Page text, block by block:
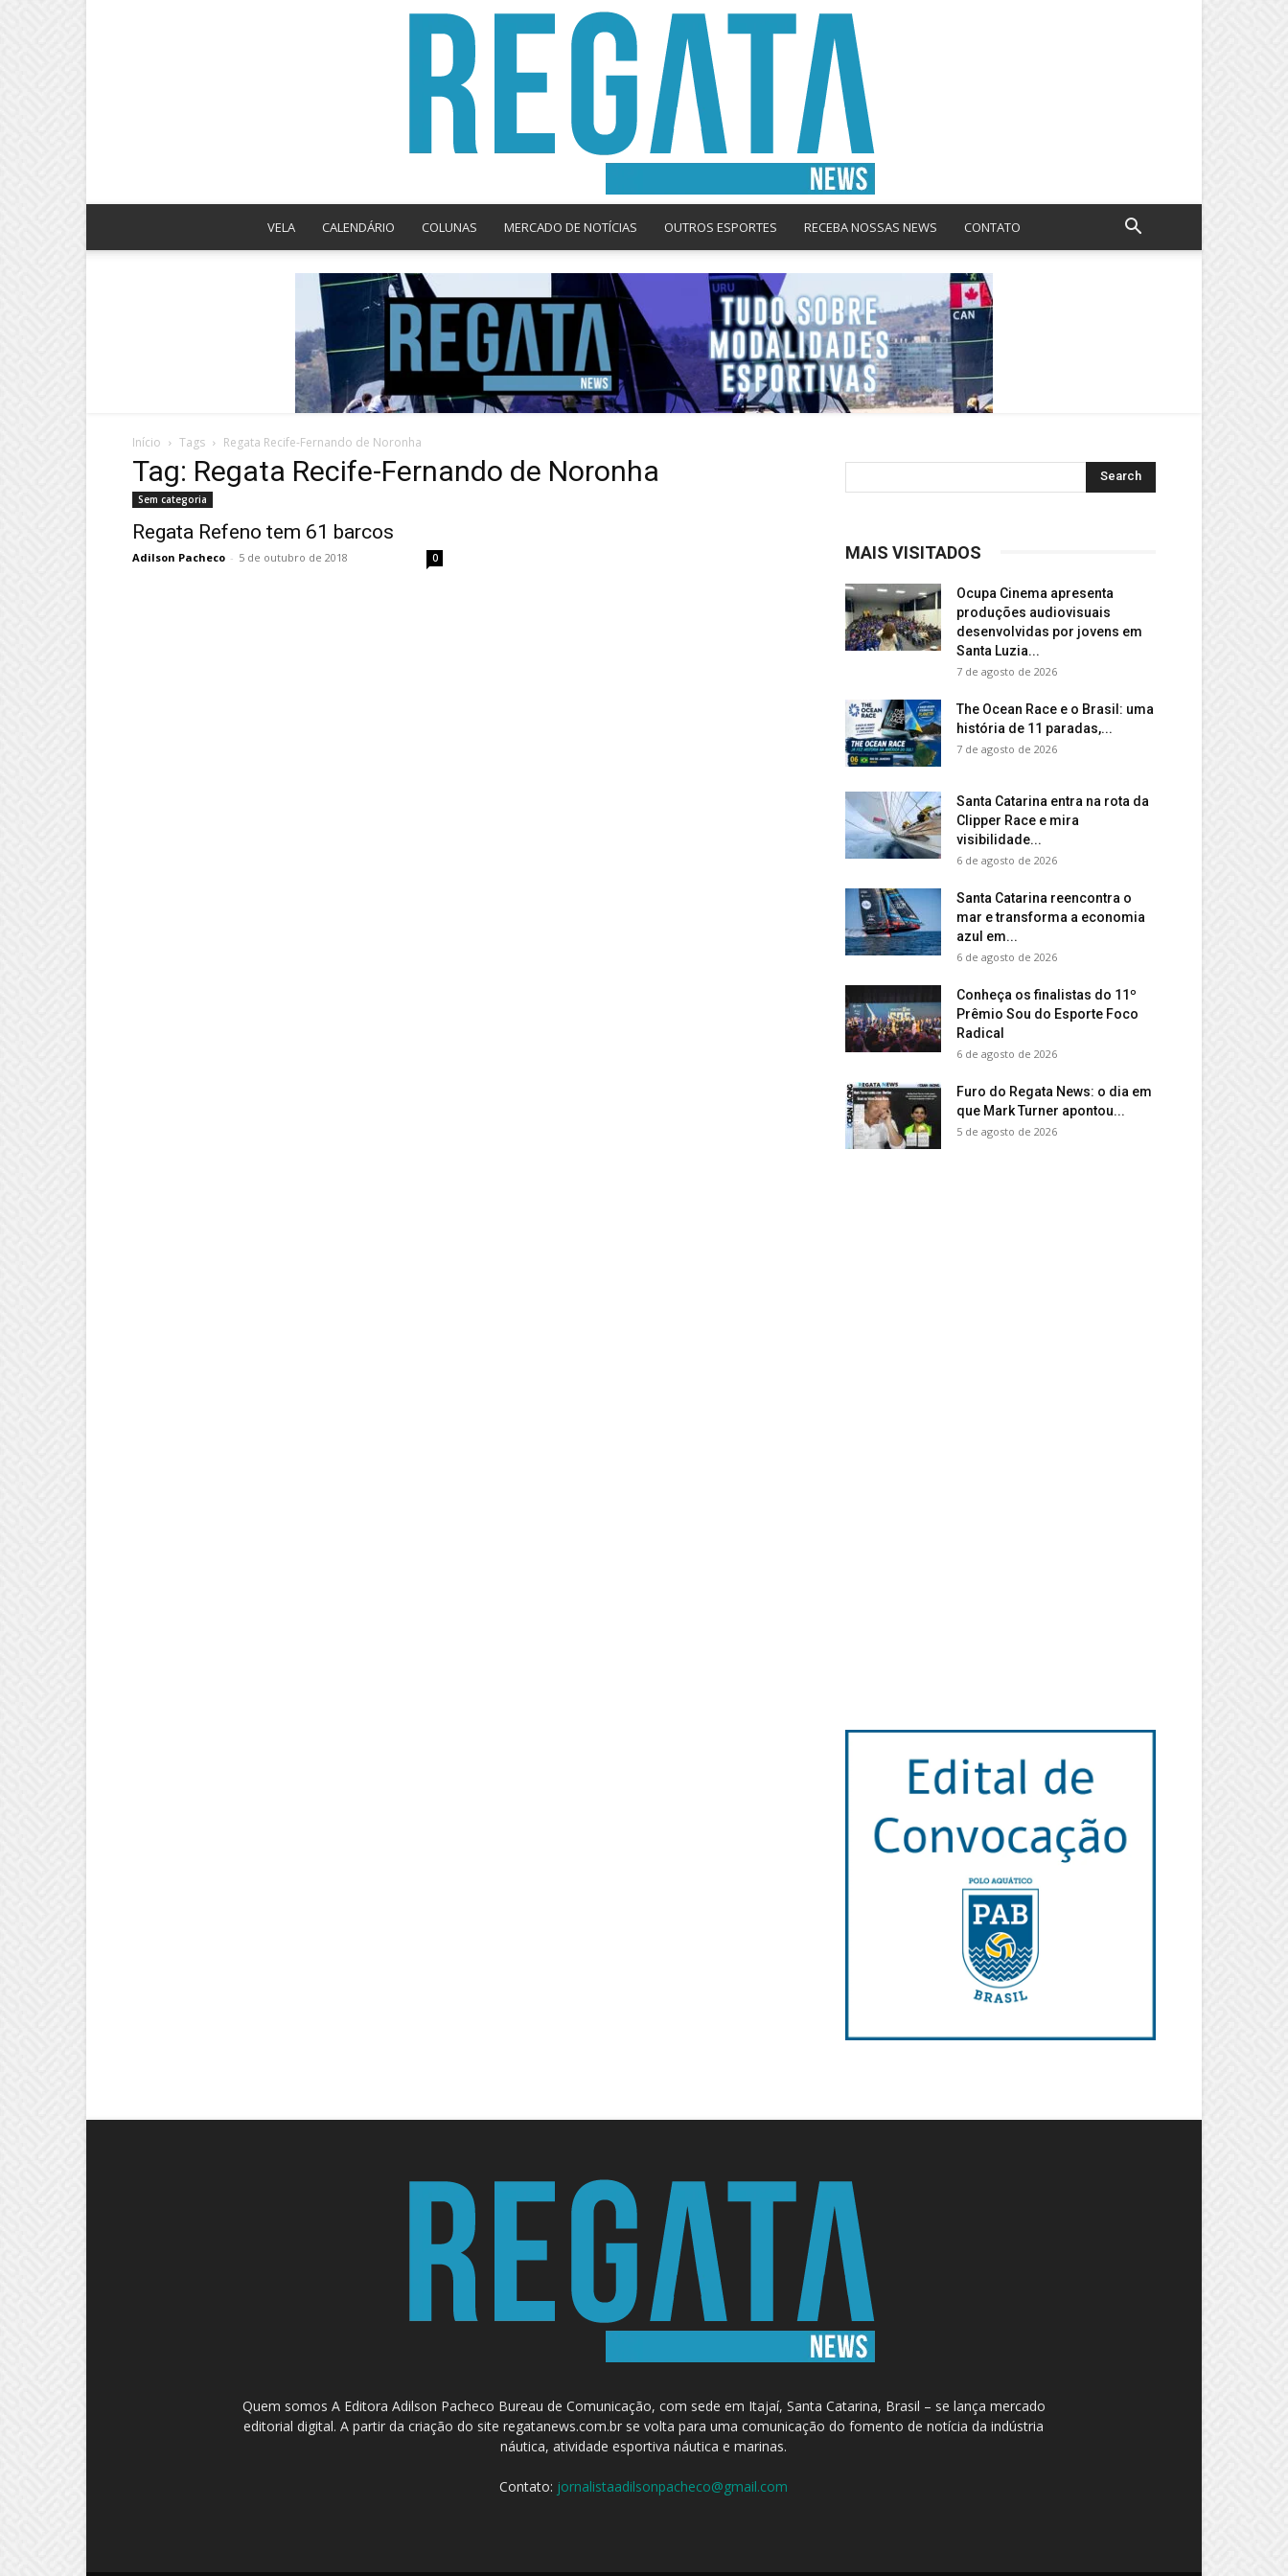
News
VELA CALENDÁRIO COLUNAS MERCADO DE NOTÍCIAS OUTROS ESPORTES RECEBA NOSSAS NEWS CONTATO
Início Tags Regata Recife-Fernando de Noronha
Tag: Regata Recife-Fernando de Noronha
Sem categoria
Regata Refeno tem 61 barcos
Adilson Pacheco - 5 de outubro de 2018 0 MAIS VISITADOS
Ocupa Cinema apresenta
produções audiovisuais
desenvolvidas por jovens em
Santa Luzia...
7 de agosto de 2026
The Ocean Race e o Brasil: uma
história de 11 paradas,...
7 de agosto de 2026
Santa Catarina entra na rota da
Clipper Race e mira
visibilidade...
6 de agosto de 2026
Santa Catarina reencontra o
mar e transforma a economia
azul em...
6 de agosto de 2026
Conheça os finalistas do 11º
Prêmio Sou do Esporte Foco
Radical
6 de agosto de 2026
Furo do Regata News: o dia em
que Mark Turner apontou...
5 de agosto de 2026
Quem somos A Editora Adilson Pacheco Bureau de Comunicação, com sede em Itajaí, Santa Catarina, Brasil – se lança mercado
editorial digital. A partir da criação do site regatanews.com.br se volta para uma comunicação do fomento de notícia da indústria
náutica, atividade esportiva náutica e marinas.
Contato: jornalistaadilsonpacheco@gmail.com